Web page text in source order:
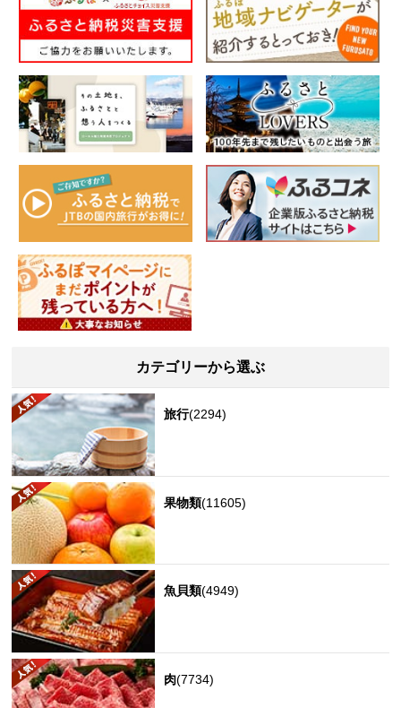
カテゴリーから選ぶ
旅行(2294)
果物類(11605)
魚貝類(4949)
肉(7734)